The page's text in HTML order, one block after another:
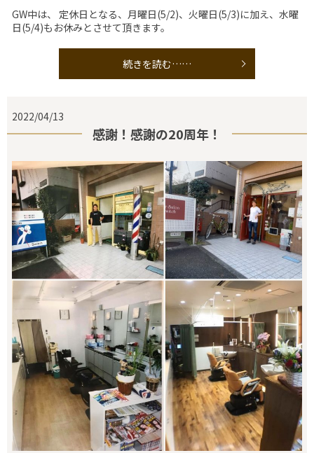
GW中は、 定休日となる、月曜日(5/2)、火曜日(5/3)に加え、水曜
日(5/4)もお休みとさせて頂きます。
続きを読む……
2022/04/13
感謝！感謝の20周年！